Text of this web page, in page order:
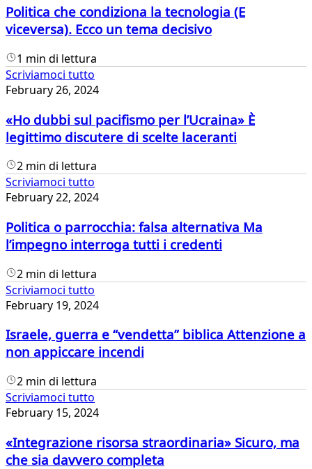
Politica che condiziona la tecnologia (E
viceversa). Ecco un tema decisivo
1 min di lettura
Scriviamoci tutto
February 26, 2024
«Ho dubbi sul pacifismo per l’Ucraina» È
legittimo discutere di scelte laceranti
2 min di lettura
Scriviamoci tutto
February 22, 2024
Politica o parrocchia: falsa alternativa Ma
l’impegno interroga tutti i credenti
2 min di lettura
Scriviamoci tutto
February 19, 2024
Israele, guerra e “vendetta” biblica Attenzione a
non appiccare incendi
2 min di lettura
Scriviamoci tutto
February 15, 2024
«Integrazione risorsa straordinaria» Sicuro, ma
che sia davvero completa